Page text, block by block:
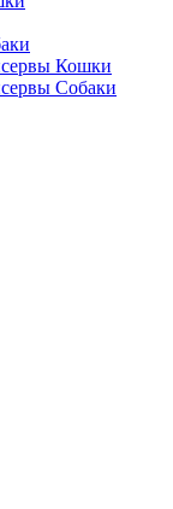
Кошки
Собаки